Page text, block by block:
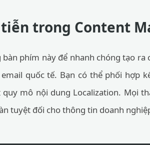
trong Content
phím này để nhanh chóng tạo ra
quốc tế. Bạn có thể phối hợp
mô nội dung Localization. Mọi
tuyệt đối cho thông tin doanh